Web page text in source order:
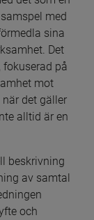
med
sina
Det
på
mot
det gäller
alltid är en
beskrivning
av samtal
och